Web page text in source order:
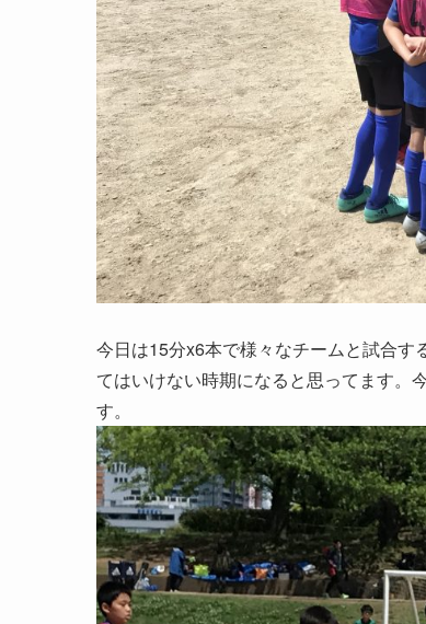
今日は15分x6本で様々なチームと試合す
てはいけない時期になると思ってます。
す。